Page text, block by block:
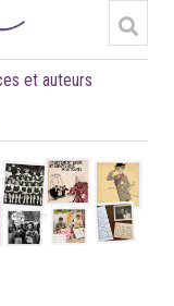
et auteurs